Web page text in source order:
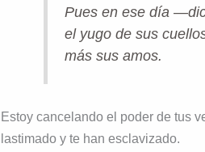
Pues en ese día
el yugo de sus
más sus amos.
Estoy cancelando el poder de tus
lastimado y te han esclavizado.